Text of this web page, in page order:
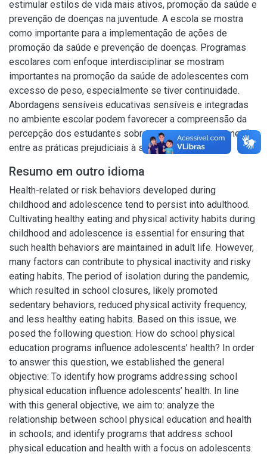
estimular estilos de vida mais ativos, promoção da saúde e
prevenção de doenças na juventude. A escola se mostra
como importante para a implementação de ações de
promoção da saúde e prevenção de doenças. Programas
escolares com enfoque interdisciplinar se mostram
importantes na promoção da saúde de adolescentes com
excesso de peso, especialmente se tiver continuidade.
Abordagens sensíveis educativas sensíveis e integradas
no ambiente escolar podem favorecer a compreensão da
percepção dos estudantes sobre seus corpos e a conexão
entre as práticas prejudiciais à saúde.
Resumo em outro idioma
Health-related or risk behaviors developed during
childhood and adolescence tend to persist into adulthood.
Cultivating healthy eating and physical activity habits during
childhood and adolescence is essential for ensuring that
such health behaviors are maintained in adult life. However,
many factors can contribute to physical inactivity and risky
eating habits. The period of isolation during the pandemic,
which resulted in school closures, likely promoted
sedentary behaviors, reduced physical activity frequency,
and less healthy eating habits. Based on this issue, we
posed the following question: How do school physical
education programs influence adolescents’ health? In order
to answer this question, we established the general
objective: To identify how programs addressing school
physical education influence adolescents’ health. In line
with this general objective, we aim to: analyze the
relationship between school physical education and health
in schools; and identify programs that address school
physical education and health with a focus on adolescents.